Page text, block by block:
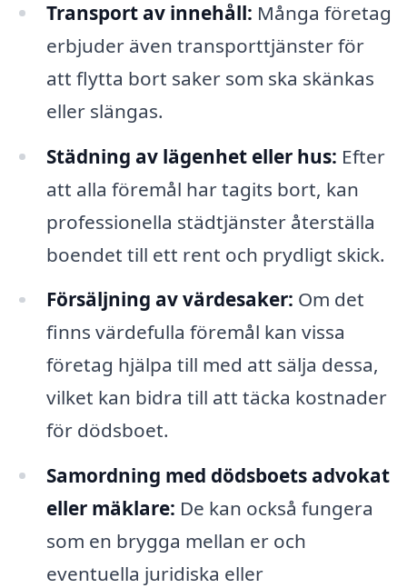
Transport av innehåll: Många företag
erbjuder även transporttjänster för
att flytta bort saker som ska skänkas
eller slängas.
Städning av lägenhet eller hus: Efter
att alla föremål har tagits bort, kan
professionella städtjänster återställa
boendet till ett rent och prydligt skick.
Försäljning av värdesaker: Om det
finns värdefulla föremål kan vissa
företag hjälpa till med att sälja dessa,
vilket kan bidra till att täcka kostnader
för dödsboet.
Samordning med dödsboets advokat
eller mäklare: De kan också fungera
som en brygga mellan er och
eventuella juridiska eller